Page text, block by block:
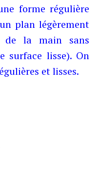
forme régulière
plan légèrement
de la main sans
surface lisse). On
et lisses.